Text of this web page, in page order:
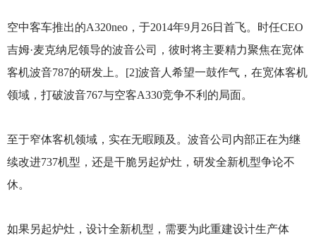
空中客车推出的A320neo，于2014年9月26日首飞。时任CEO
吉姆·麦克纳尼领导的波音公司，彼时将主要精力聚焦在宽体
客机波音787的研发上。[2]波音人希望一鼓作气，在宽体客机
领域，打破波音767与空客A330竞争不利的局面。
至于窄体客机领域，实在无暇顾及。波音公司内部正在为继
续改进737机型，还是干脆另起炉灶，研发全新机型争论不
休。
如果另起炉灶，设计全新机型，需要为此重建设计生产体